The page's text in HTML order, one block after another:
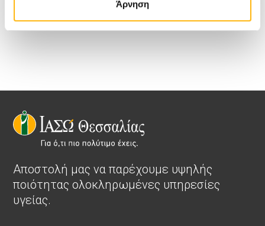
Άρνηση
Αποστολή μας να παρέχουμε υψηλής
ποιότητας ολοκληρωμένες υπηρεσίες
υγείας.